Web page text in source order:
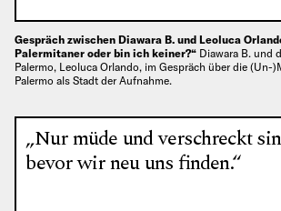
Gespräch zwischen Diawara B. und Leoluca
Palermitaner oder bin ich keiner?“ Diawara B. und
Palermo, Leoluca Orlando, im Gespräch über die (Un-
Palermo als Stadt der Aufnahme.
„Nur müde und verschreckt
bevor wir neu uns finden.“